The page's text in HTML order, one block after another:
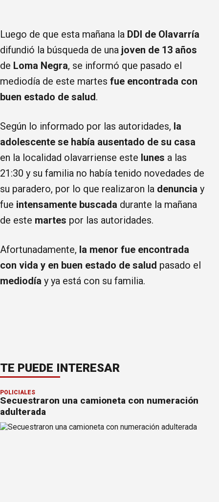
Luego de que esta mañana la DDI de Olavarría
difundió la búsqueda de una joven de 13 años
de Loma Negra, se informó que pasado el
mediodía de este martes fue encontrada con
buen estado de salud.
Según lo informado por las autoridades, la
adolescente se había ausentado de su casa
en la localidad olavarriense este lunes a las
21:30 y su familia no había tenido novedades de
su paradero, por lo que realizaron la denuncia y
fue intensamente buscada durante la mañana
de este martes por las autoridades.
Afortunadamente, la menor fue encontrada
con vida y en buen estado de salud pasado el
mediodía y ya está con su familia.
TE PUEDE INTERESAR
POLICIALES
Secuestraron una camioneta con numeración
adulterada